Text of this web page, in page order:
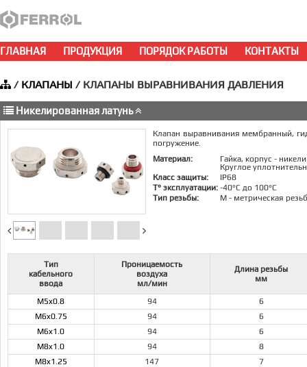
ГЛАВНАЯ ПРОДУКЦИЯ ПОРЯДОК РАБОТЫ КОНТАКТЫ
/ КЛАПАНЫ / КЛАПАНЫ ВЫРАВНИВАНИЯ ДАВЛЕНИЯ
Никелированная латунь
Клапан выравнивания мембранный,
погружение.
Материал:
Гайка, корпус -
Круглое
Класс защиты:
IP68
Т° эксплуатации: -40°C до 100°C
Тип резьбы:
M - метрическая
Тип
кабельного
ввода
Проницаемость
воздуха
мл/мин
Длина резьбы
мм
М5x0.8 94
6
M6x0.75
94
6
M6x1.0
94
6
M8x1.0
94
8
M8x1.25
147
7